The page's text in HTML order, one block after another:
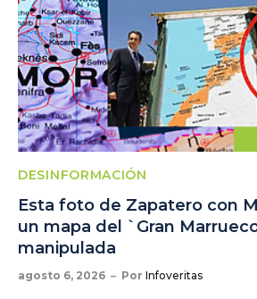
DESINFORMACIÓN
Esta foto de Zapatero con
un mapa del `Gran
manipulada
agosto 6, 2026 Por Infoveritas